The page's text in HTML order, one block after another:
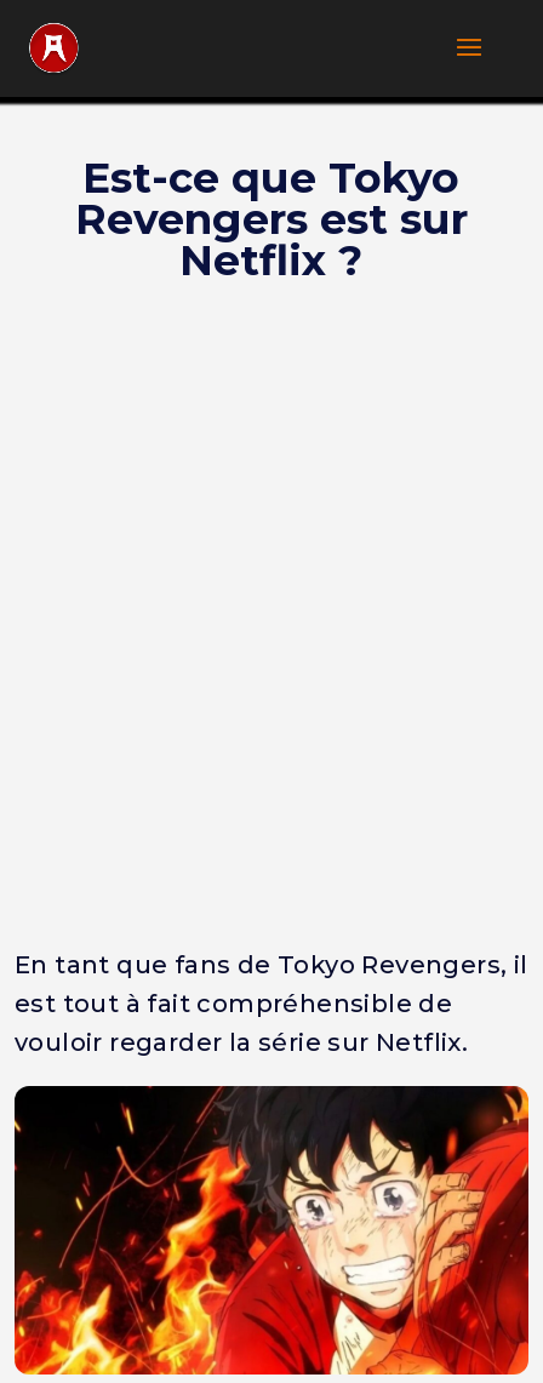
Est-ce que Tokyo
Revengers est sur
Netflix ?
En tant que fans de Tokyo Revengers, il
est tout à fait compréhensible de
vouloir regarder la série sur Netflix.